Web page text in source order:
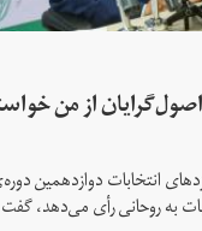
از من
انتخابات دوازدهمین
به روحانی رأی می‌دهد،